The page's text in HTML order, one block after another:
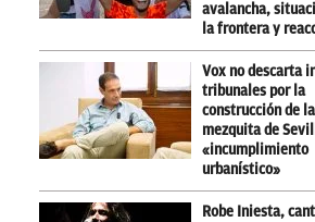
avalancha,
la frontera y
Vox no descarta
tribunales por la
construcción de la
mezquita de
«incumplimiento
urbanístico»
Robe Iniesta,